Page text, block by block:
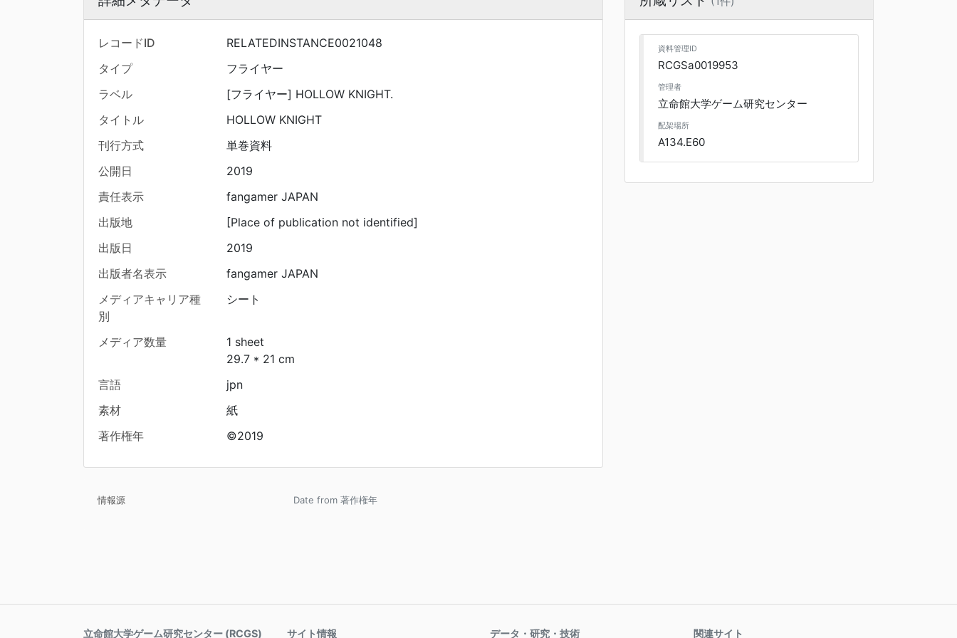
レコードID
RELATEDINSTANCE0021048
タイプ
フライヤー
ラベル
[フライヤー] HOLLOW KNIGHT.
タイトル
HOLLOW KNIGHT
刊行方式
単巻資料
公開日
2019
責任表示
fangamer JAPAN
出版地
[Place of publication not identified]
出版日
2019
出版者名表示
fangamer JAPAN
メディアキャリア種
別
シート
メディア数量
1 sheet
29.7 * 21 cm
言語
jpn
素材
紙
著作権年
©2019
資料管理ID
RCGSa0019953
管理者
立命館大学ゲーム研究センター
配架場所
A134.E60
情報源 Date from 著作権年
立命館大学ゲーム研究センター (RCGS) サイト情報 データ・研究・技術 関連サイト